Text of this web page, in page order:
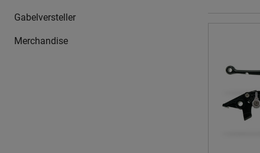
Gabelversteller
Merchandise